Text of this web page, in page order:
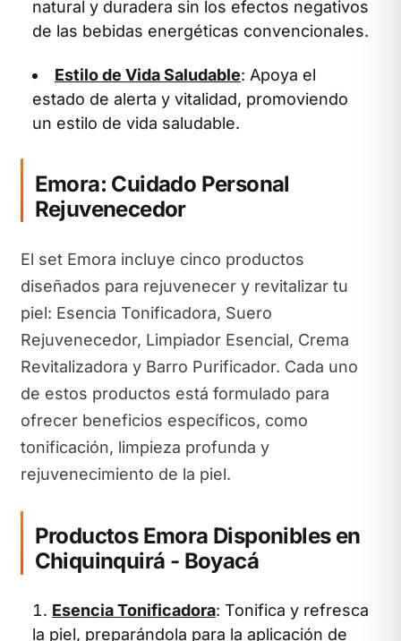
natural y duradera sin los efectos negativos
de las bebidas energéticas convencionales.
Estilo de Vida Saludable: Apoya el
estado de alerta y vitalidad, promoviendo
un estilo de vida saludable.
Emora: Cuidado Personal
Rejuvenecedor
El set Emora incluye cinco productos
diseñados para rejuvenecer y revitalizar tu
piel: Esencia Tonificadora, Suero
Rejuvenecedor, Limpiador Esencial, Crema
Revitalizadora y Barro Purificador. Cada uno
de estos productos está formulado para
ofrecer beneficios específicos, como
tonificación, limpieza profunda y
rejuvenecimiento de la piel.
Productos Emora Disponibles en
Chiquinquirá - Boyacá
Esencia Tonificadora: Tonifica y refresca
la piel, preparándola para la aplicación de